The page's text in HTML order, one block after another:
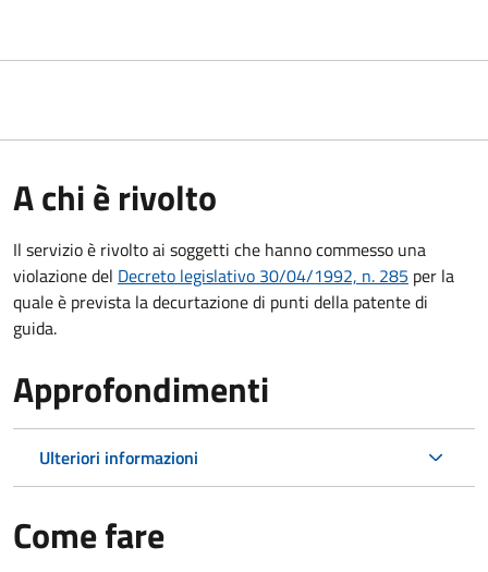
A chi è rivolto
Il servizio è rivolto ai soggetti che hanno commesso una
violazione del Decreto legislativo 30/04/1992, n. 285 per la
quale è prevista la decurtazione di punti della patente di
guida.
Approfondimenti
Ulteriori informazioni
Come fare